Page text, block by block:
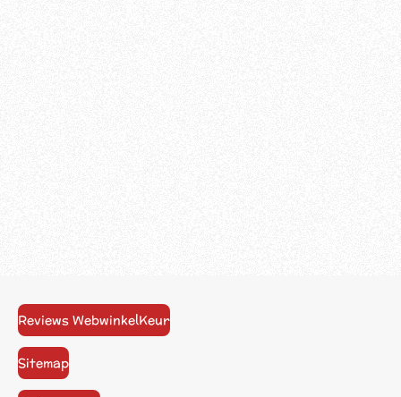
Reviews WebwinkelKeur
Sitemap